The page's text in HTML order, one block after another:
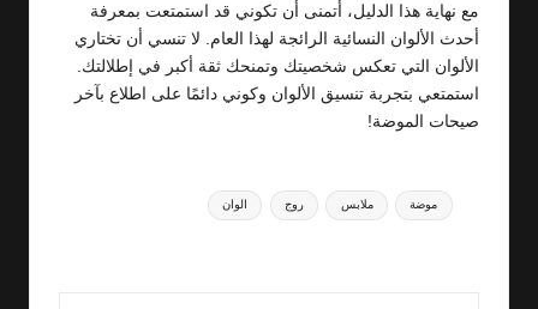
مع نهاية هذا الدليل، أتمنى أن تكوني قد استمتعت بمعرفة
أحدث الألوان النسائية الرائجة لهذا العام. لا تنسي أن تختاري
الألوان التي تعكس شخصيتك وتمنحك ثقة أكبر في إطلالتك.
استمتعي بتجربة تنسيق الألوان وكوني دائمًا على اطلاع بآخر
صيحات الموضة!
Tags:
الوان روج ملابس موضة